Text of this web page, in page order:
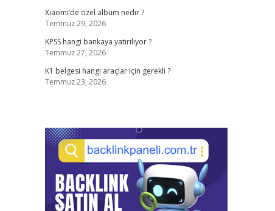
Xiaomi’de özel albüm nedir ?
Temmuz 29, 2026
KPSS hangi bankaya yatırılıyor ?
Temmuz 27, 2026
K1 belgesi hangi araçlar için gerekli ?
Temmuz 23, 2026